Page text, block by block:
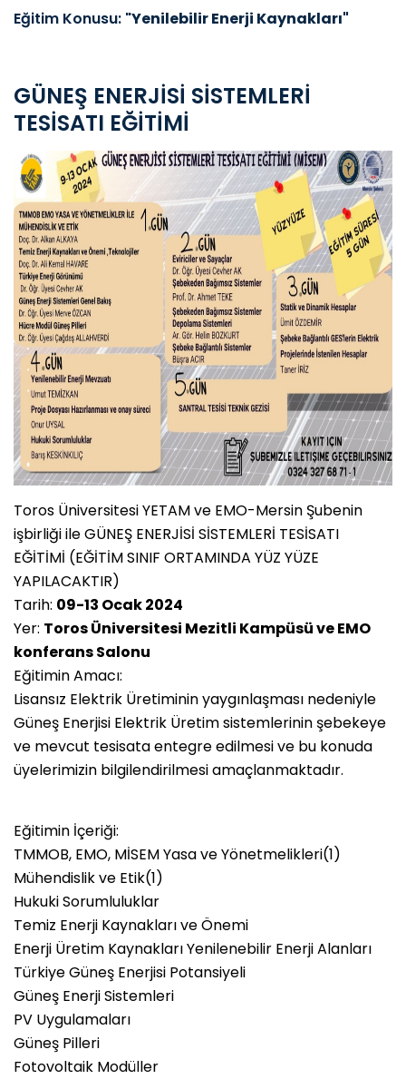
Eğitim Konusu: "Yenilebilir Enerji Kaynakları"
GÜNEŞ ENERJİSİ SİSTEMLERİ
TESİSATI EĞİTİMİ
Toros Üniversitesi YETAM ve EMO-Mersin Şubenin
işbirliği ile GÜNEŞ ENERJİSİ SİSTEMLERİ TESİSATI
EĞİTİMİ (EĞİTİM SINIF ORTAMINDA YÜZ YÜZE
YAPILACAKTIR)
Tarih: 09-13 Ocak 2024
Yer: Toros Üniversitesi Mezitli Kampüsü ve EMO
konferans Salonu
Eğitimin Amacı:
Lisansız Elektrik Üretiminin yaygınlaşması nedeniyle
Güneş Enerjisi Elektrik Üretim sistemlerinin şebekeye
ve mevcut tesisata entegre edilmesi ve bu konuda
üyelerimizin bilgilendirilmesi amaçlanmaktadır.
Eğitimin İçeriği:
TMMOB, EMO, MİSEM Yasa ve Yönetmelikleri(1)
Mühendislik ve Etik(1)
Hukuki Sorumluluklar
Temiz Enerji Kaynakları ve Önemi
Enerji Üretim Kaynakları Yenilenebilir Enerji Alanları
Türkiye Güneş Enerjisi Potansiyeli
Güneş Enerji Sistemleri
PV Uygulamaları
Güneş Pilleri
Fotovoltaik Modüller